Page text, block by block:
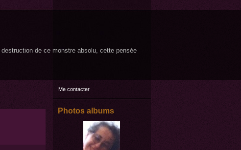
de ce monstre absolu, cette pensée
Me contacter
Photos albums